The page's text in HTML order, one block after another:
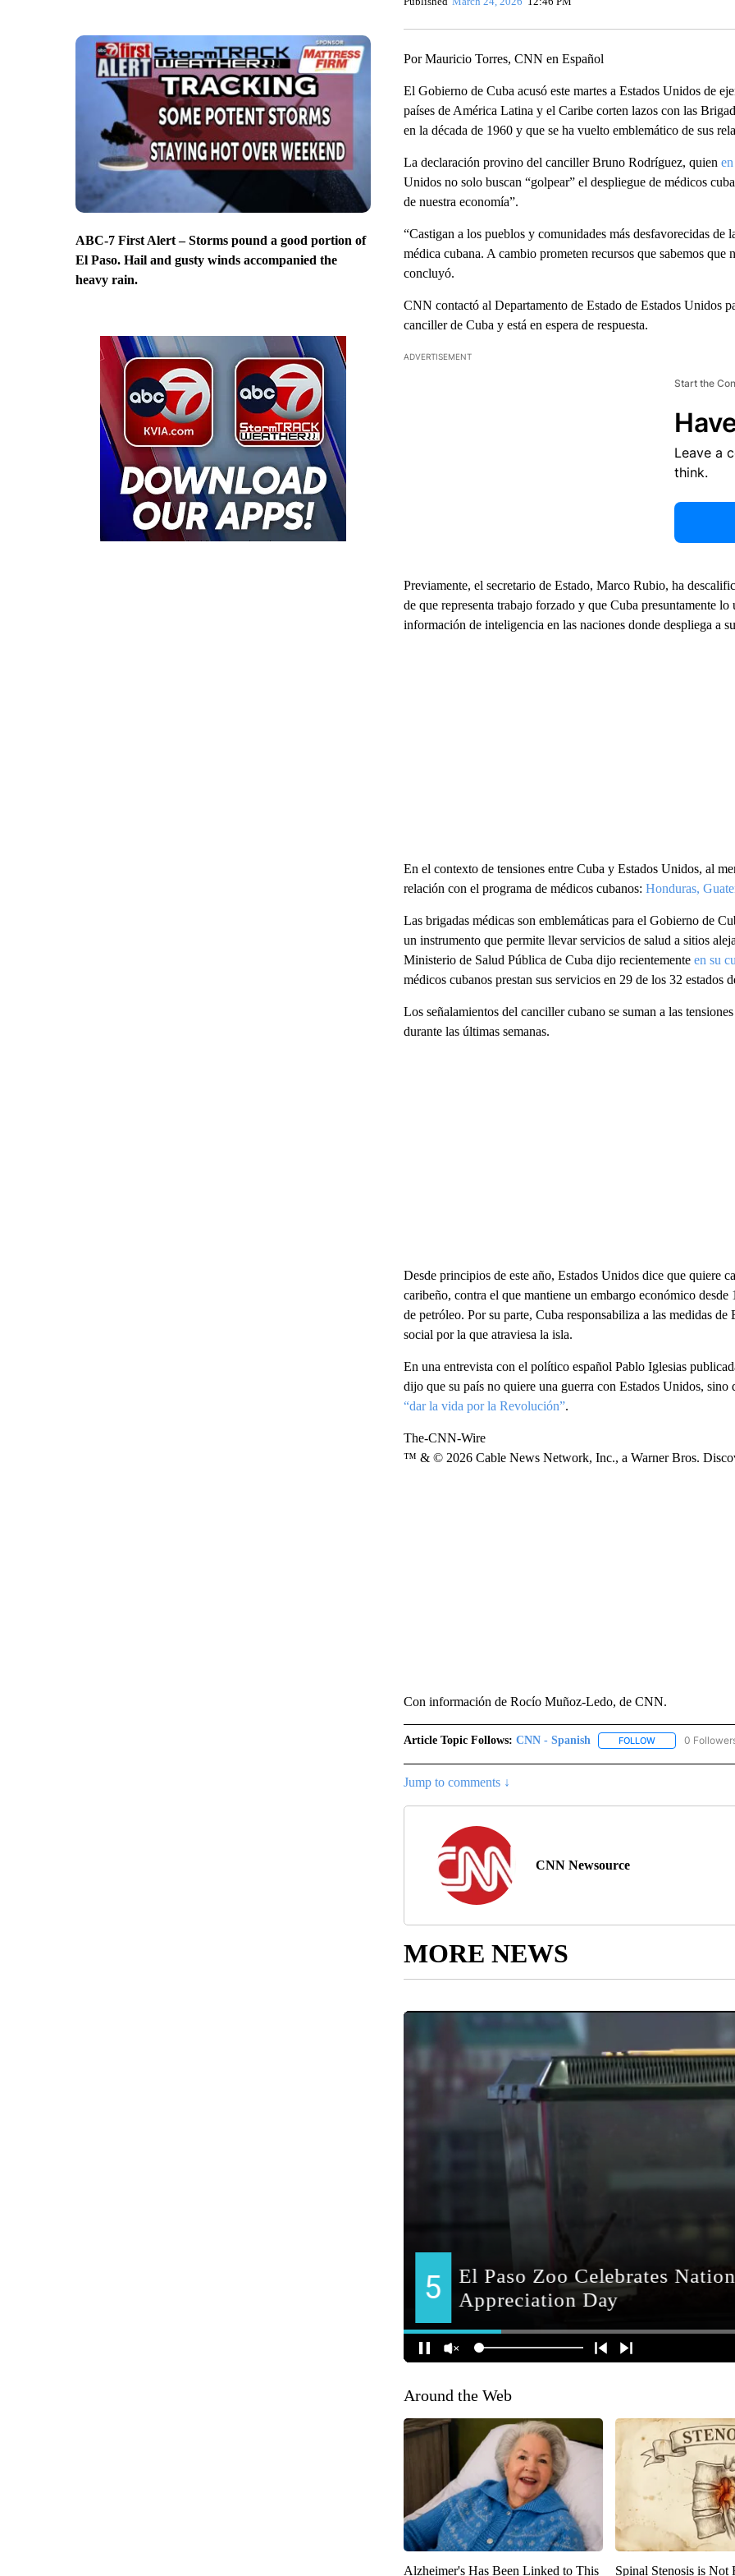
ABC-7 First Alert – Storms pound a good portion of
El Paso. Hail and gusty winds accompanied the
heavy rain.
Por Mauricio Torres, CNN en Español
El Gobierno de Cuba acusó este martes a Estados Unidos de
países de América Latina y el Caribe corten lazos con las
en la década de 1960 y que se ha vuelto emblemático de sus
La declaración provino del canciller Bruno Rodríguez, quien
Unidos no solo buscan “golpear” el despliegue de médicos
de nuestra economía”.
“Castigan a los pueblos y comunidades más desfavorecidas
médica cubana. A cambio prometen recursos que sabemos que
concluyó.
CNN contactó al Departamento de Estado de Estados Unidos
canciller de Cuba y está en espera de respuesta.
ADVERTISEMENT
Start the
Leave a
think.
Previamente, el secretario de Estado, Marco Rubio, ha
de que representa trabajo forzado y que Cuba presuntamente
información de inteligencia en las naciones donde despliega a
En el contexto de tensiones entre Cuba y Estados Unidos, al
relación con el programa de médicos cubanos: Honduras,
Las brigadas médicas son emblemáticas para el Gobierno de
un instrumento que permite llevar servicios de salud a sitios
Ministerio de Salud Pública de Cuba dijo recientemente en su
médicos cubanos prestan sus servicios en 29 de los 32 estados
Los señalamientos del canciller cubano se suman a las
durante las últimas semanas.
Desde principios de este año, Estados Unidos dice que quiere
caribeño, contra el que mantiene un embargo económico
de petróleo. Por su parte, Cuba responsabiliza a las medidas
social por la que atraviesa la isla.
En una entrevista con el político español Pablo Iglesias
dijo que su país no quiere una guerra con Estados Unidos, sino
“dar la vida por la Revolución”.
The-CNN-Wire
™ & © 2026 Cable News Network, Inc., a Warner Bros.
Con información de Rocío Muñoz-Ledo, de CNN.
Article Topic Follows: CNN - Spanish FOLLOWFOLLOW "CNN -
0
Jump to comments ↓
CNN Newsource
MORE NEWS
Around the Web
Alzheimer's Has Been Linked to This Spinal Stenosis is Not